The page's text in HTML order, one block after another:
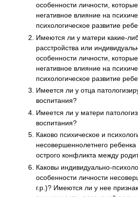
особенности личности,
негативное влияние на
психологическое развитие
Имеются ли у матери какие-
расстройства или
особенности личности,
негативное влияние на
психологическое развитие
Имеется ли у отца
воспитания?
Имеется ли у матери
воспитания?
Каково психическое и
несовершеннолетнего ребенка
острого конфликта между
Каковы индивидуально-
особенности личности
г.р.)? Имеются ли у нее